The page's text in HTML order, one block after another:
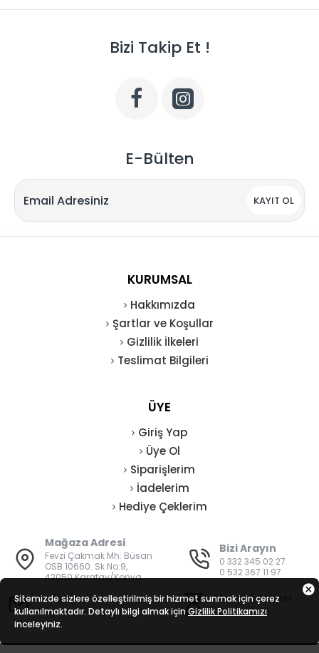
Bizi Takip Et !
E-Bülten
KAYIT OL
KURUMSAL
Hakkımızda
Şartlar ve Koşullar
Gizlilik İlkeleri
Teslimat Bilgileri
ÜYE
Giriş Yap
Üye Ol
Siparişlerim
İadelerim
Hediye Çeklerim
Mağaza Adresi
Fevzi Çakmak Mh. Büsan
OSB 10660. Sk No:9,
42050 Karatay/Konya
Bizi Arayın
0 332 345 02 27
0 532 367 11 97
E-Posta
bilgi@vatanisguvenligi.com
Mesai Saatleri
08:00 - 19:00
Sitemizde sizlere özelleştirilmiş bir hizmet sunmak için çerez
kullanılmaktadır. Detaylı bilgi almak için Gizlilik Politikamızı
inceleyiniz.